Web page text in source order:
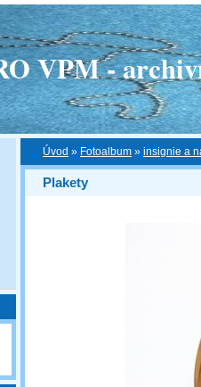
VPM -
Úvod » Fotoalbum » insignie a
Plakety